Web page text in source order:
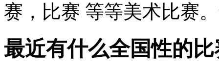
赛，比赛 等等美术比赛
最近有什么全国性的